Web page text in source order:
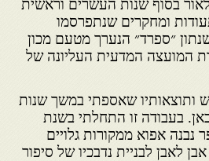
בסוף שנות העשרים וראשית
ומחקרים שנתפרסמו
״ספרד״ הנערך מטעם מכון
המועצה המדעית העליונה של
ותוצאותיו שאספתי במשך שנות
בעבודה זו התחלתי בשנת
נבנה אפוא ממקורות גלויים
לאבן לבניית נדבכיו של סיפור